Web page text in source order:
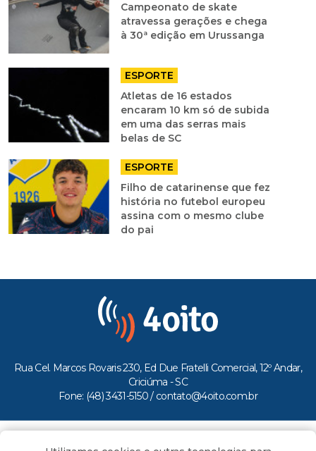
Campeonato de skate
atravessa gerações e chega
à 30ª edição em Urussanga
ESPORTE
Atletas de 16 estados
encaram 10 km só de subida
em uma das serras mais
belas de SC
ESPORTE
Filho de catarinense que fez
história no futebol europeu
assina com o mesmo clube
do pai
Rua Cel. Marcos Rovaris 230, Ed Due Fratelli Comercial, 12º Andar,
Criciúma - SC
Fone: (48) 3431-5150 / contato@4oito.com.br